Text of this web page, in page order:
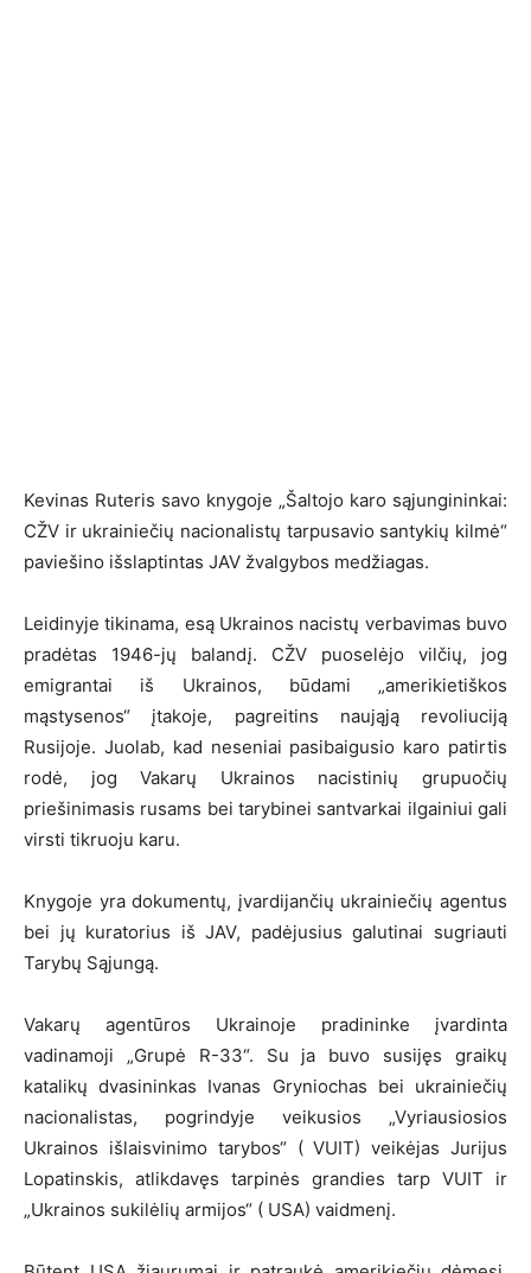
Kevinas Ruteris savo knygoje „Šaltojo karo sąjungininkai:
CŽV ir ukrainiečių nacionalistų tarpusavio santykių kilmė“
paviešino išslaptintas JAV žvalgybos medžiagas.
Leidinyje tikinama, esą Ukrainos nacistų verbavimas buvo
pradėtas 1946-jų balandį. CŽV puoselėjo vilčių, jog
emigrantai iš Ukrainos, būdami „amerikietiškos
mąstysenos“ įtakoje, pagreitins naująją revoliuciją
Rusijoje. Juolab, kad neseniai pasibaigusio karo patirtis
rodė, jog Vakarų Ukrainos nacistinių grupuočių
priešinimasis rusams bei tarybinei santvarkai ilgainiui gali
virsti tikruoju karu.
Knygoje yra dokumentų, įvardijančių ukrainiečių agentus
bei jų kuratorius iš JAV, padėjusius galutinai sugriauti
Tarybų Sąjungą.
Vakarų agentūros Ukrainoje pradininke įvardinta
vadinamoji „Grupė R-33“. Su ja buvo susijęs graikų
katalikų dvasininkas Ivanas Gryniochas bei ukrainiečių
nacionalistas, pogrindyje veikusios „Vyriausiosios
Ukrainos išlaisvinimo tarybos“ ( VUIT) veikėjas Jurijus
Lopatinskis, atlikdavęs tarpinės grandies tarp VUIT ir
„Ukrainos sukilėlių armijos“ ( USA) vaidmenį.